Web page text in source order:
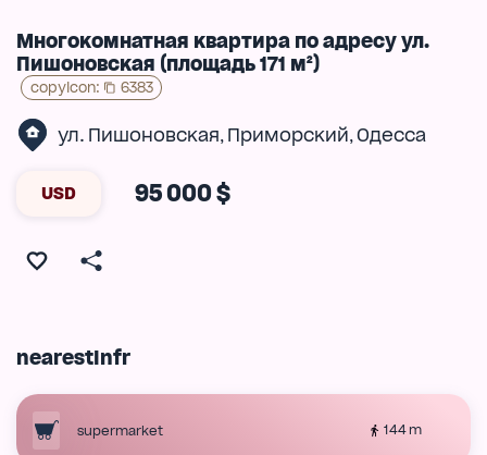
Многокомнатная квартира по адресу ул.
Пишоновская (площадь 171 м²)
copyIcon: 6383
ул. Пишоновская, Приморский, Одесса
USD 95 000 $
nearestInfr
supermarket 144 m